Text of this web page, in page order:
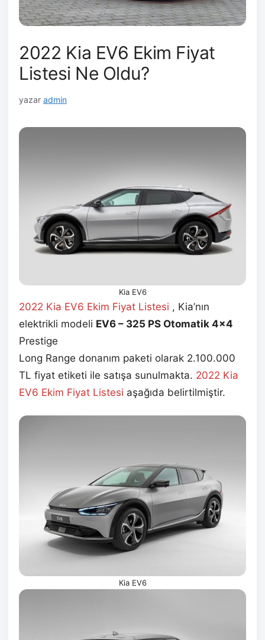
2022 Kia EV6 Ekim Fiyat
Listesi Ne Oldu?
yazar admin
Kia EV6
2022 Kia EV6 Ekim Fiyat Listesi , Kia’nın
elektrikli modeli EV6 – 325 PS Otomatik 4×4
Prestige
Long Range donanım paketi olarak 2.100.000
TL fiyat etiketi ile satışa sunulmakta. 2022 Kia
EV6 Ekim Fiyat Listesi aşağıda belirtilmiştir.
Kia EV6